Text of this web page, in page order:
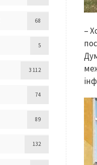
–
68
5
3 112
74
89
132